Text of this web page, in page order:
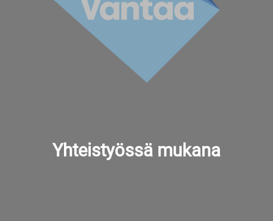
Yhteistyössä mukana